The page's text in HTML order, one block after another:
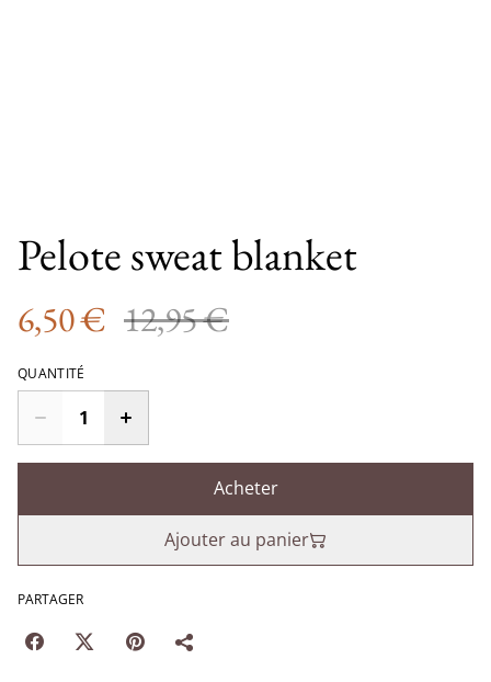
Pelote sweat blanket
6,50 € 12,95 €
QUANTITÉ
Acheter
Ajouter au panier
PARTAGER